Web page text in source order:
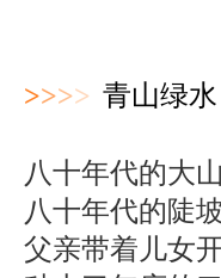
>>>> 青山绿水
八十年代的大山
八十年代的陡
父亲带着儿女